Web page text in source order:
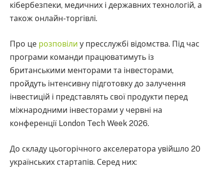
кібербезпеки, медичних і державних технологій, а
також онлайн-торгівлі.
Про це розповіли у пресслужбі відомства. Під час
програми команди працюватимуть із
британськими менторами та інвесторами,
пройдуть інтенсивну підготовку до залучення
інвестицій і представлять свої продукти перед
міжнародними інвесторами у червні на
конференції London Tech Week 2026.
До складу цьогорічного акселератора увійшло 20
українських стартапів. Серед них: